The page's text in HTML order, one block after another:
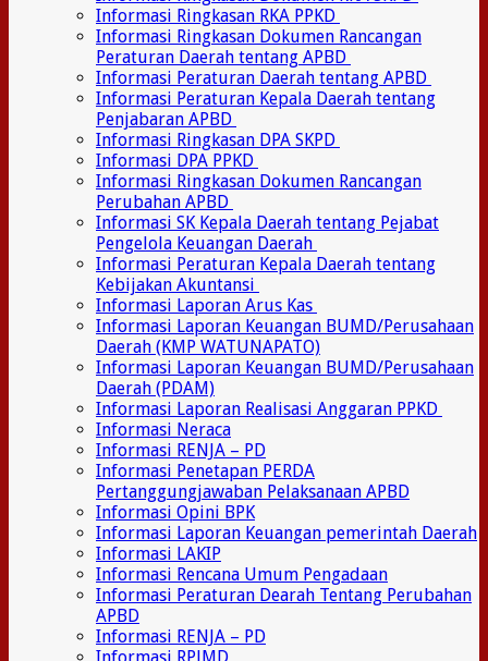
Informasi Ringkasan RKA PPKD
Informasi Ringkasan Dokumen Rancangan
Peraturan Daerah tentang APBD
Informasi Peraturan Daerah tentang APBD
Informasi Peraturan Kepala Daerah tentang
Penjabaran APBD
Informasi Ringkasan DPA SKPD
Informasi DPA PPKD
Informasi Ringkasan Dokumen Rancangan
Perubahan APBD
Informasi SK Kepala Daerah tentang Pejabat
Pengelola Keuangan Daerah
Informasi Peraturan Kepala Daerah tentang
Kebijakan Akuntansi
Informasi Laporan Arus Kas
Informasi Laporan Keuangan BUMD/Perusahaan
Daerah (KMP WATUNAPATO)
Informasi Laporan Keuangan BUMD/Perusahaan
Daerah (PDAM)
Informasi Laporan Realisasi Anggaran PPKD
Informasi Neraca
Informasi RENJA – PD
Informasi Penetapan PERDA
Pertanggungjawaban Pelaksanaan APBD
Informasi Opini BPK
Informasi Laporan Keuangan pemerintah Daerah
Informasi LAKIP
Informasi Rencana Umum Pengadaan
Informasi Peraturan Dearah Tentang Perubahan
APBD
Informasi RENJA – PD